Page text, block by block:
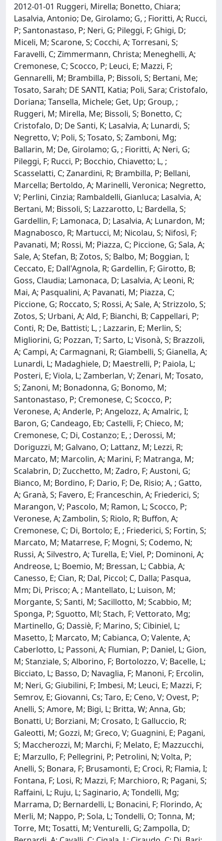
2012-01-01 Ruggeri, Mirella; Bonetto, Chiara;
Lasalvia, Antonio; De, Girolamo; G, ; Fioritti, A; Rucci,
P; Santonastaso, P; Neri, G; Pileggi, F; Ghigi, D;
Miceli, M; Scarone, S; Cocchi, A; Torresani, S;
Faravelli, C; Zimmermann, Christa; Meneghelli, A;
Cremonese, C; Scocco, P; Leuci, E; Mazzi, F;
Gennarelli, M; Brambilla, P; Bissoli, S; Bertani, Me;
Tosato, Sarah; DE SANTI, Katia; Poli, Sara; Cristofalo,
Doriana; Tansella, Michele; Get, Up; Group, ;
Ruggeri, M; Mirella, Me; Bissoli, S; Bonetto, C;
Cristofalo, D; De Santi, K; Lasalvia, A; Lunardi, S;
Negretto, V; Poli, S; Tosato, S; Zamboni, Mg;
Ballarin, M; De, Girolamo; G, ; Fioritti, A; Neri, G;
Pileggi, F; Rucci, P; Bocchio, Chiavetto; L, ;
Scasselatti, C; Zanardini, R; Brambilla, P; Bellani,
Marcella; Bertoldo, A; Marinelli, Veronica; Negretto,
V; Perlini, Cinzia; Rambaldelli, Gianluca; Lasalvia, A;
Bertani, M; Bissoli, S; Lazzarotto, L; Bardella, S;
Gardellin, F; Lamonaca, D; Lasalvia, A; Lunardon, M;
Magnabosco, R; Martucci, M; Nicolau, S; Nifosì, F;
Pavanati, M; Rossi, M; Piazza, C; Piccione, G; Sala, A;
Sale, A; Stefan, B; Zotos, S; Balbo, M; Boggian, I;
Ceccato, E; Dall'Agnola, R; Gardellin, F; Girotto, B;
Goss, Claudia; Lamonaca, D; Lasalvia, A; Leoni, R;
Mai, A; Pasqualini, A; Pavanati, M; Piazza, C;
Piccione, G; Roccato, S; Rossi, A; Sale, A; Strizzolo, S;
Zotos, S; Urbani, A; Ald, F; Bianchi, B; Cappellari, P;
Conti, R; De, Battisti; L, ; Lazzarin, E; Merlin, S;
Migliorini, G; Pozzan, T; Sarto, L; Visonà, S; Brazzoli,
A; Campi, A; Carmagnani, R; Giambelli, S; Gianella, A;
Lunardi, L; Madaghiele, D; Maestrelli, P; Paiola, L;
Posteri, E; Viola, L; Zamberlan, V; Zenari, M; Tosato,
S; Zanoni, M; Bonadonna, G; Bonomo, M;
Santonastaso, P; Cremonese, C; Scocco, P;
Veronese, A; Anderle, P; Angelozz, A; Amalric, I;
Baron, G; Candeago, Eb; Castelli, F; Chieco, M;
Cremonese, C; Di, Costanzo; E, ; Derossi, M;
Doriguzzi, M; Galvano, O; Lattanz, M; Lezzi, R;
Marcato, M; Marcolin, A; Marini, F; Matranga, M;
Scalabrin, D; Zucchetto, M; Zadro, F; Austoni, G;
Bianco, M; Bordino, F; Dario, F; De, Risio; A, ; Gatto,
A; Granà, S; Favero, E; Franceschin, A; Friederici, S;
Marangon, V; Pascolo, M; Ramon, L; Scocco, P;
Veronese, A; Zambolin, S; Riolo, R; Buffon, A;
Cremonese, C; Di, Bortolo; E, ; Friederici, S; Fortin, S;
Marcato, M; Matarrese, F; Mogni, S; Codemo, N;
Russi, A; Silvestro, A; Turella, E; Viel, P; Dominoni, A;
Andreose, L; Boemio, M; Bressan, L; Cabbia, A;
Canesso, E; Cian, R; Dal, Piccol; C, Dalla; Pasqua,
Mm; Di, Prisco; A, ; Mantellato, L; Luison, M;
Morgante, S; Santi, M; Sacillotto, M; Scabbio, M;
Sponga, P; Sguotto, Ml; Stach, F; Vettorato, Mg;
Martinello, G; Dassiè, F; Marino, S; Cibiniel, L;
Masetto, I; Marcato, M; Cabianca, O; Valente, A;
Caberlotto, L; Passoni, A; Flumian, P; Daniel, L; Gion,
M; Stanziale, S; Alborino, F; Bortolozzo, V; Bacelle, L;
Bicciato, L; Basso, D; Navaglia, F; Manoni, F; Ercolin,
M; Neri, G; Giubilini, F; Imbesi, M; Leuci, E; Mazzi, F;
Semrov, E; Giovanni, Cs; Taro, E; Ceno, V; Ovest, P;
Anelli, S; Amore, M; Bigi, L; Britta, W; Anna, Gb;
Bonatti, U; Borziani, M; Crosato, I; Galluccio, R;
Galeotti, M; Gozzi, M; Greco, V; Guagnini, E; Pagani,
S; Maccherozzi, M; Marchi, F; Melato, E; Mazzucchi,
E; Marzullo, F; Pellegrini, P; Petrolini, N; Volta, P;
Anelli, S; Bonara, F; Brusamonti, E; Croci, R; Flamia, I;
Fontana, F; Losi, R; Mazzi, F; Marchioro, R; Pagani, S;
Raffaini, L; Ruju, L; Saginario, A; Tondelli, Mg;
Marrama, D; Bernardelli, L; Bonacini, F; Florindo, A;
Merli, M; Nappo, P; Sola, L; Tondelli, O; Tonna, M;
Torre, Mt; Tosatti, M; Venturelli, G; Zampolla, D;